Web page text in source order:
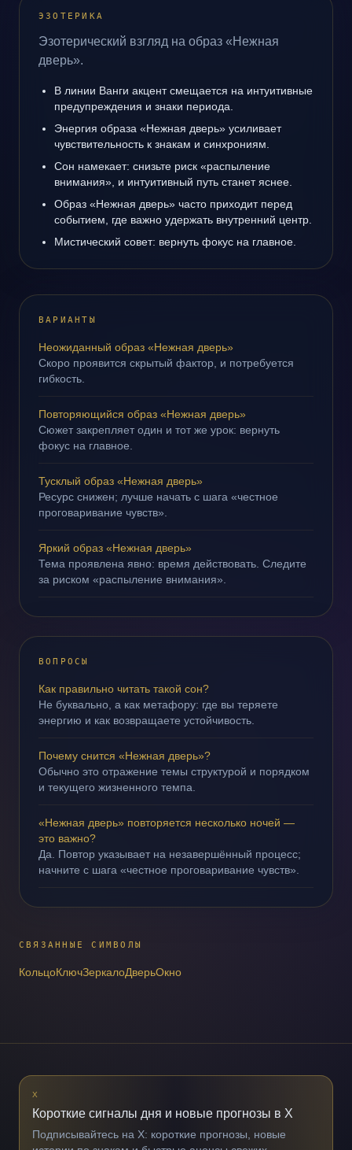
ЭЗОТЕРИКА
Эзотерический взгляд на образ «Нежная
дверь».
В линии Ванги акцент смещается на интуитивные
предупреждения и знаки периода.
Энергия образа «Нежная дверь» усиливает
чувствительность к знакам и синхрониям.
Сон намекает: снизьте риск «распыление
внимания», и интуитивный путь станет яснее.
Образ «Нежная дверь» часто приходит перед
событием, где важно удержать внутренний центр.
Мистический совет: вернуть фокус на главное.
ВАРИАНТЫ
Неожиданный образ «Нежная дверь»
Скоро проявится скрытый фактор, и потребуется
гибкость.
Повторяющийся образ «Нежная дверь»
Сюжет закрепляет один и тот же урок: вернуть
фокус на главное.
Тусклый образ «Нежная дверь»
Ресурс снижен; лучше начать с шага «честное
проговаривание чувств».
Яркий образ «Нежная дверь»
Тема проявлена явно: время действовать. Следите
за риском «распыление внимания».
ВОПРОСЫ
Как правильно читать такой сон?
Не буквально, а как метафору: где вы теряете
энергию и как возвращаете устойчивость.
Почему снится «Нежная дверь»?
Обычно это отражение темы структурой и порядком
и текущего жизненного темпа.
«Нежная дверь» повторяется несколько ночей —
это важно?
Да. Повтор указывает на незавершённый процесс;
начните с шага «честное проговаривание чувств».
СВЯЗАННЫЕ СИМВОЛЫ
КольцоКлючЗеркалоДверьОкно
X
Короткие сигналы дня и новые прогнозы в X
Подписывайтесь на X: короткие прогнозы, новые